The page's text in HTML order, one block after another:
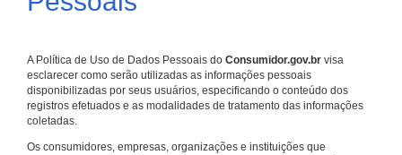
A Política de Uso de Dados Pessoais do Consumidor.gov.br visa
esclarecer como serão utilizadas as informações pessoais
disponibilizadas por seus usuários, especificando o conteúdo dos
registros efetuados e as modalidades de tratamento das informações
coletadas.
Os consumidores, empresas, organizações e instituições que